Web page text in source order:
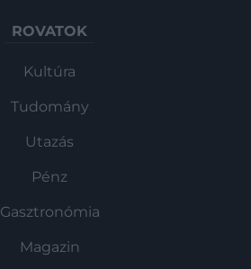
ROVATOK
Kultúra
Tudomány
Utazás
Pénz
Gasztronómia
Magazin